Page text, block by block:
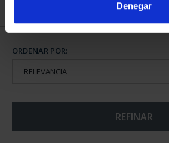
Denegar
ORDENAR POR:
REFINAR